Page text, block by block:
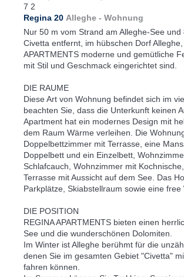
7 2
Regina 20 Alleghe - Wohnung
Nur 50 m vom Strand am Alleghe-See
Civetta entfernt, im hübschen Dorf
APARTMENTS moderne und gemütliche
mit Stil und Geschmack eingerichtet sind.
DIE RAUME
Diese Art von Wohnung befindet sich im
beachten Sie, dass die Unterkunft keinen
Apartment hat ein modernes Design mit
dem Raum Wärme verleihen. Die
Doppelbettzimmer mit Terrasse, eine
Doppelbett und ein Einzelbett,
Schlafcauch, Wohnzimmer mit
Terrasse mit Aussicht auf dem See. Das
Parkplätze, Skiabstellraum sowie eine free
DIE POSITION
REGINA APARTMENTS bieten einen
See und die wunderschönen Dolomiten.
Im Winter ist Alleghe berühmt für die
denen Sie im gesamten Gebiet "Civetta"
fahren können.